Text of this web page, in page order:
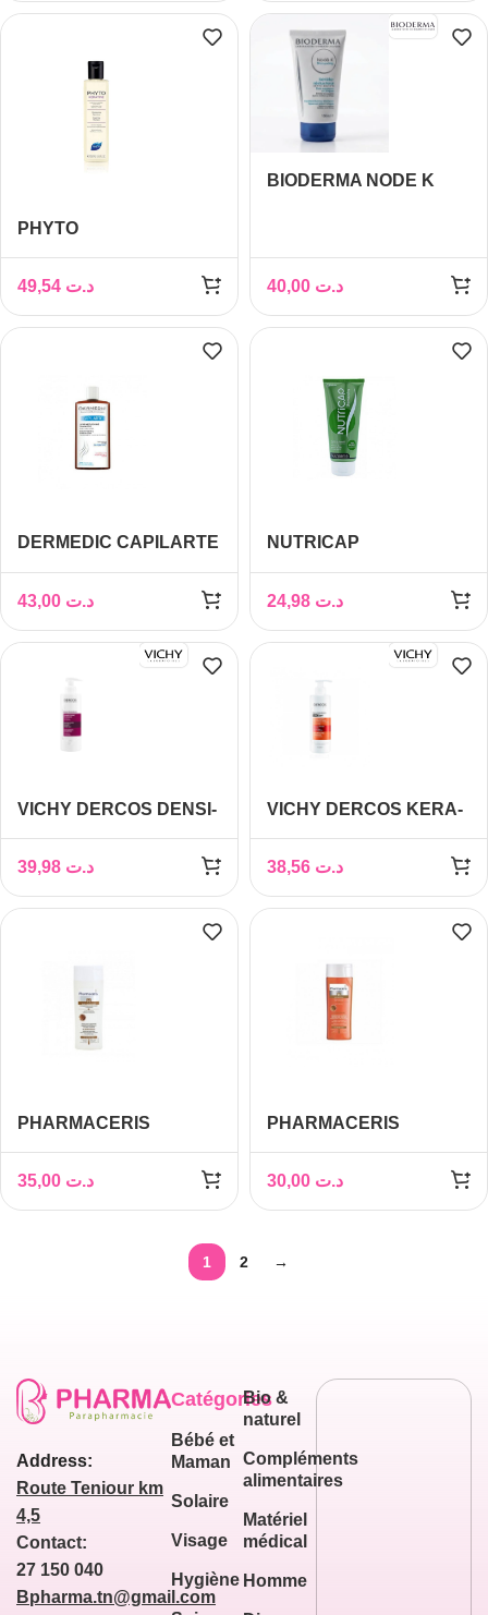
PHYTO
SHAMPOOING
REPARATEUR, 200ML
د.ت
BIODERMA NODE K
د.ت
DERMEDIC CAPILARTE
NORMALISANT POUR
CHEVEUX FIN 300ML
د.ت
NUTRICAP
BEAUTE, 200ml
د.ت
VICHY DERCOS DENSI-
SHAMPOING
EPAISSEUR 250 ML
د.ت
VICHY DERCOS KERA-
SHAMPOOING
RECONSTITUANT
250ML
د.ت
PHARMACERIS
CUIR CHEVELU
SENSIBLE H-
د.ت
PHARMACERIS
CHEVEUX FINS ET
AFFAIBLIS H-
د.ت
1 2 →
Address:
Route Teniour km
4,5
Contact:
27 150 040
Bpharma.tn@gmail.com
Catégories
Bébé et
Maman
Solaire
Visage
Hygiène
Bio &
naturel
Compléments
alimentaires
Matériel
médical
Homme